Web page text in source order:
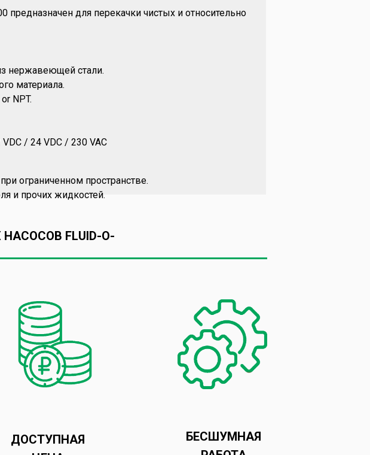
предназначен для перекачки чистых и относительно
нержавеющей стали.
материала.
NPT.
VDC / 24 VDC / 230 VAC
ограниченном пространстве.
и прочих жидкостей.
FLUID-O-
ДОСТУПНАЯ
БЕСШУМНАЯ